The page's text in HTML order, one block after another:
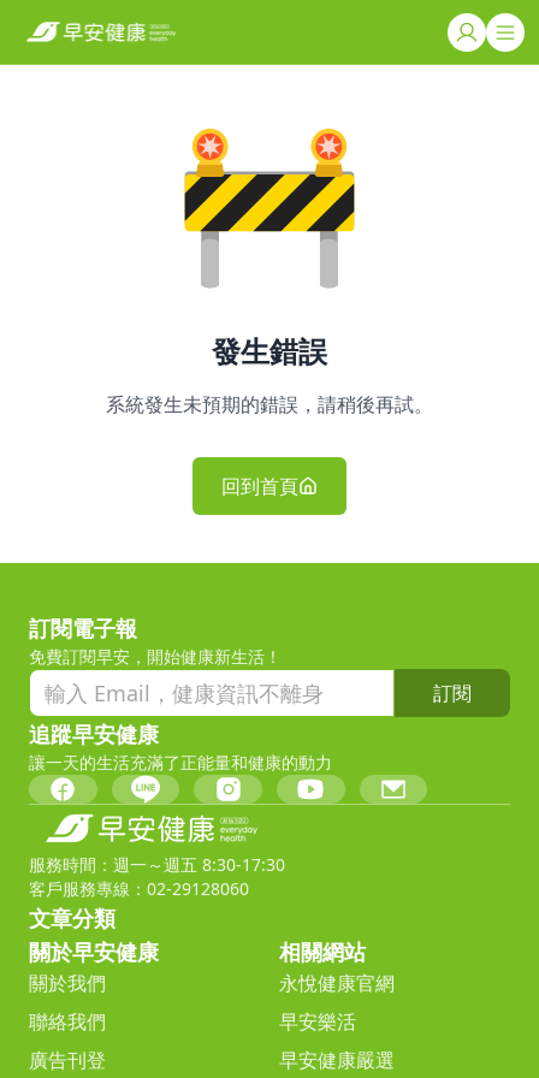
發生錯誤
系統發生未預期的錯誤，請稍後再試。
回到首頁
訂閱電子報
免費訂閱早安，開始健康新生活！
訂閱
追蹤早安健康
讓一天的生活充滿了正能量和健康的動力
服務時間：週一～週五 8:30-17:30
客戶服務專線：02-29128060
文章分類
關於早安健康
關於我們
聯絡我們
廣告刊登
相關網站
永悅健康官網
早安樂活
早安健康嚴選